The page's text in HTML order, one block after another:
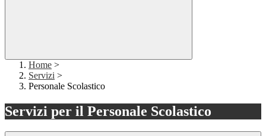
Home >
Servizi >
Personale Scolastico
Servizi per il Personale Scolastico